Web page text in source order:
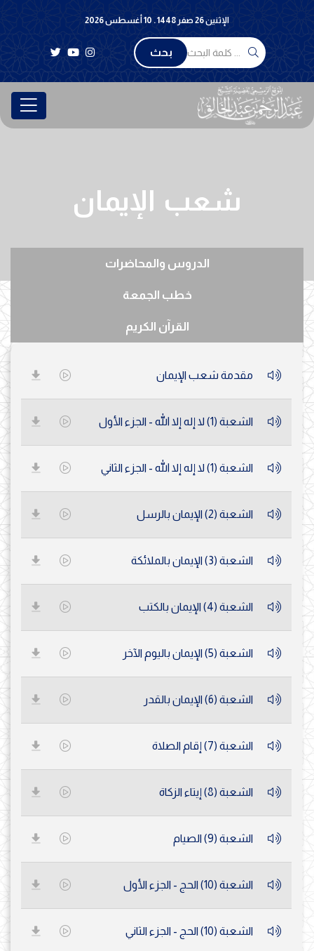
الإثنين 26 صفر 1448 . 10 أغسطس 2026
بحث
شعب الإيمان
الدروس والمحاضرات
خطب الجمعة
القرآن الكريم
مقدمة شعب الإيمان
الشعبة (1) لا إله إلا الله - الجزء الأول
الشعبة (1) لا إله إلا الله - الجزء الثاني
الشعبة (2) الإيمان بالرسل
الشعبة (3) الإيمان بالملائكة
الشعبة (4) الإيمان بالكتب
الشعبة (5) الإيمان باليوم الآخر
الشعبة (6) الإيمان بالقدر
الشعبة (7) إقام الصلاة
الشعبة (8) إيتاء الزكاة
الشعبة (9) الصيام
الشعبة (10) الحج - الجزء الأول
الشعبة (10) الحج - الجزء الثاني